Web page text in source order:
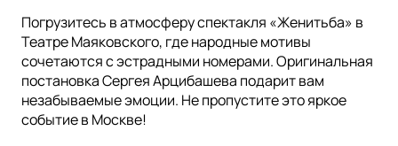
Погрузитесь в атмосферу спектакля «Женитьба» в
Театре Маяковского, где народные мотивы
сочетаются с эстрадными номерами. Оригинальная
постановка Сергея Арцибашева подарит вам
незабываемые эмоции. Не пропустите это яркое
событие в Москве!